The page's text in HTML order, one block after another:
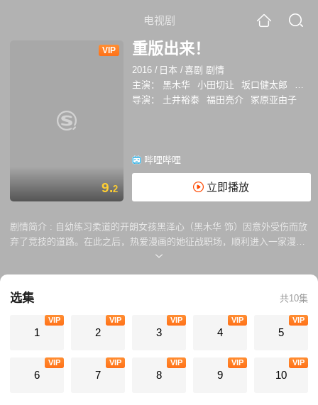
电视剧
VIP
9.2
重版出来！
2016 / 日本 /喜剧 剧情
主演：
黑木华 小田切让 坂口健太郎
荒川
导演：
土井裕泰 福田亮介 冢原亚由子
哔哩哔哩
立即播放
剧情简介 : 自幼练习柔道的开朗女孩黑泽心（黑木华 饰）因意外受伤而放
弃了竞技的道路。在此之后，热爱漫画的她征战职场，顺利进入一家漫画
杂志担任编辑。在这里，她师从于资深的副主编五百旗头敬（小田切让
不少宝贵的经验。她积极为漫画家和编辑部出谋划策，努力发掘新人，并
深入到销售第一线的书店寻找卖点。在此过程中，无数考验和危机交替袭
来，元气满满的黑泽拿出竞技时代的勇气和干劲，全力以赴冲了上去……
选集 共10集
1
VIP
2
VIP
3
VIP
4
VIP
5
VIP
6
VIP
7
VIP
8
VIP
9
VIP
10
VIP